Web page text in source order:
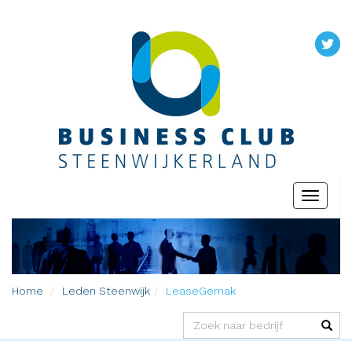
Toggle
Home Leden Steenwijk LeaseGemak